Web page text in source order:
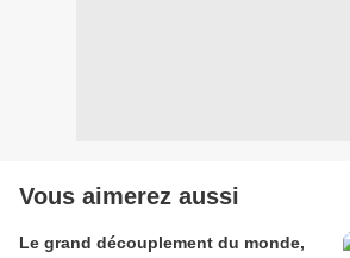
Vous aimerez aussi
Le grand découplement du monde,